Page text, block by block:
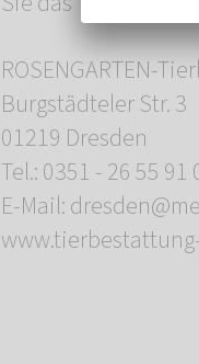
ROSENGARTEN-
Burgstädteler Str. 3
01219 Dresden
Tel.: 0351 - 26 55 91
E-Mail: